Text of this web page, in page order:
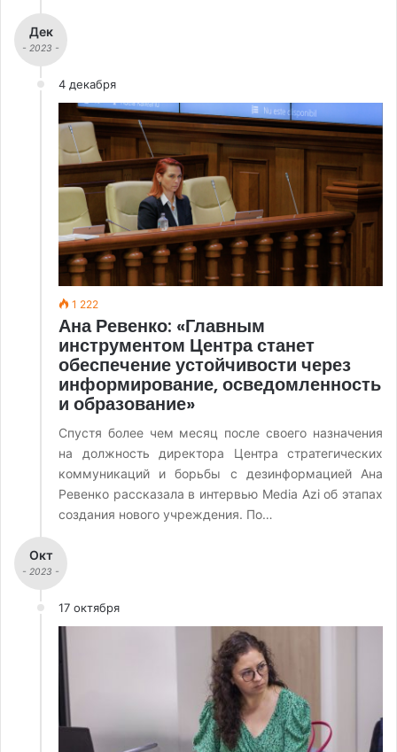
Дек
- 2023 -
4 декабря
1 222
Ана Ревенко: «Главным
инструментом Центра станет
обеспечение устойчивости через
информирование, осведомленность
и образование»
Спустя более чем месяц после своего назначения
на должность директора Центра стратегических
коммуникаций и борьбы с дезинформацией Ана
Ревенко рассказала в интервью Media Azi об этапах
создания нового учреждения. По…
Окт
- 2023 -
17 октября